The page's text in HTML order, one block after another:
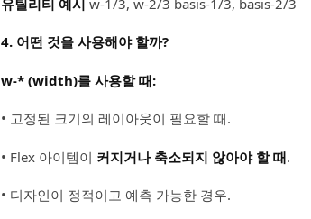
4. 어떤 것을 사용해야 할까?
w-* (width)를 사용할 때:
• 고정된 크기의 레이아웃이 필요할 때.
• Flex 아이템이 커지거나 축소되지 않아야 할 때.
• 디자인이 정적이고 예측 가능한 경우.